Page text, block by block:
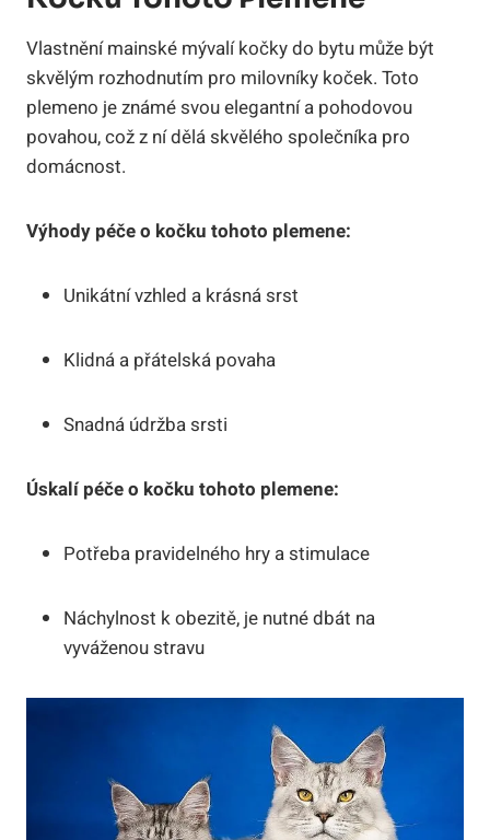
Vlastnění mainské mývalí kočky do bytu může být
skvělým rozhodnutím pro milovníky koček. Toto
plemeno je známé svou elegantní a pohodovou
povahou, což z ní dělá skvělého společníka pro
domácnost.
Výhody péče o kočku tohoto plemene:
Unikátní vzhled a krásná srst
Klidná a přátelská povaha
Snadná údržba srsti
Úskalí péče o kočku tohoto plemene:
Potřeba pravidelného hry a stimulace
Náchylnost k obezitě, je nutné dbát na
vyváženou stravu